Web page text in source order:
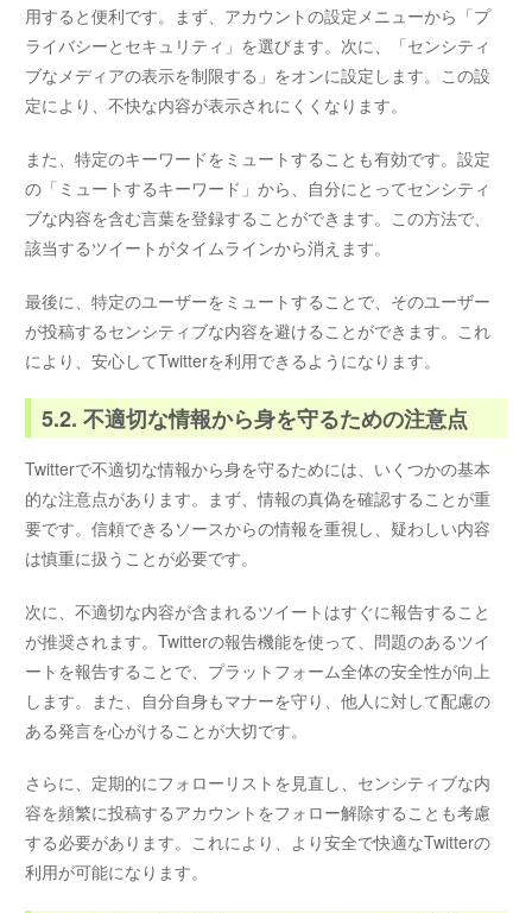
用すると便利です。まず、アカウントの設定メニューから「プ
ライバシーとセキュリティ」を選びます。次に、「センシティ
ブなメディアの表示を制限する」をオンに設定します。この設
定により、不快な内容が表示されにくくなります。
また、特定のキーワードをミュートすることも有効です。設定
の「ミュートするキーワード」から、自分にとってセンシティ
ブな内容を含む言葉を登録することができます。この方法で、
該当するツイートがタイムラインから消えます。
最後に、特定のユーザーをミュートすることで、そのユーザー
が投稿するセンシティブな内容を避けることができます。これ
により、安心してTwitterを利用できるようになります。
5.2. 不適切な情報から身を守るための注意点
Twitterで不適切な情報から身を守るためには、いくつかの基本
的な注意点があります。まず、情報の真偽を確認することが重
要です。信頼できるソースからの情報を重視し、疑わしい内容
は慎重に扱うことが必要です。
次に、不適切な内容が含まれるツイートはすぐに報告すること
が推奨されます。Twitterの報告機能を使って、問題のあるツイ
ートを報告することで、プラットフォーム全体の安全性が向上
します。また、自分自身もマナーを守り、他人に対して配慮の
ある発言を心がけることが大切です。
さらに、定期的にフォローリストを見直し、センシティブな内
容を頻繁に投稿するアカウントをフォロー解除することも考慮
する必要があります。これにより、より安全で快適なTwitterの
利用が可能になります。